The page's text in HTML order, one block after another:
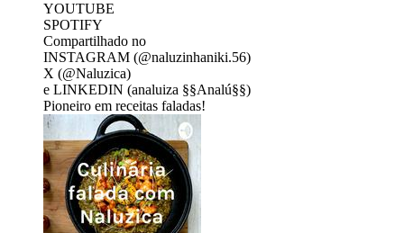
YOUTUBE
SPOTIFY
Compartilhado no
INSTAGRAM (@naluzinhaniki.56)
X (@Naluzica)
e LINKEDIN (analuiza §§Analú§§)
Pioneiro em receitas faladas!